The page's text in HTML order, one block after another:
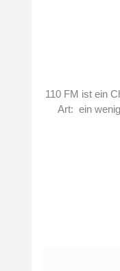
110 FM ist ein
Art: ein wenig dreist, rebellisch Kopfnoten: Lavendel, Bergamotte,